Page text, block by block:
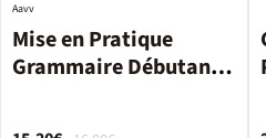
Mise en Pratique
Grammaire Débutant
Aavv